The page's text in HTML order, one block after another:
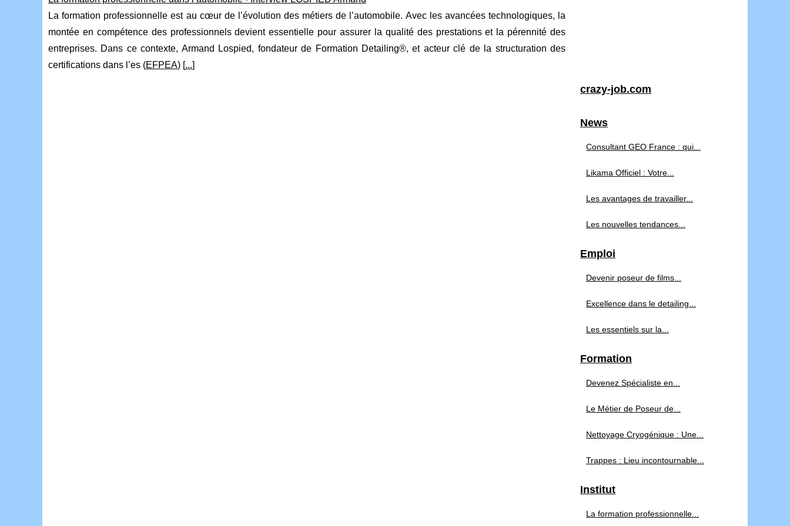
La formation professionnelle est au cœur de l’évolution des métiers de l’automobile. Avec les avancées technologiques, la
montée en compétence des professionnels devient essentielle pour assurer la qualité des prestations et la pérennité des
entreprises. Dans ce contexte, Armand Lospied, fondateur de Formation Detailing®, et acteur clé de la structuration des
certifications dans l’es (EFPEA) [...]
crazy-job.com
News
Consultant GEO France : qui...
Likama Officiel : Votre...
Les avantages de travailler...
Les nouvelles tendances...
Emploi
Devenir poseur de films...
Excellence dans le detailing...
Les essentiels sur la...
Formation
Devenez Spécialiste en...
Le Métier de Poseur de...
Nettoyage Cryogénique : Une...
Trappes : Lieu incontournable...
Institut
La formation professionnelle...